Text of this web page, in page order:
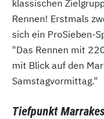
klassischen
Rennen! Erstmals
sich ein ProSieben-
"Das Rennen mit
mit Blick auf den
Samstagvormittag."
Tiefpunkt